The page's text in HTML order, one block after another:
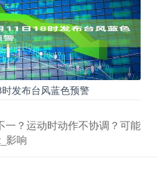
发布台风蓝色预警
一？运动时动作不协调？可能
影响